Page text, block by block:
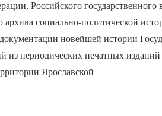
Российского государственного
архива социально-политической
новейшей истории
из периодических печатных изданий
Ярославской